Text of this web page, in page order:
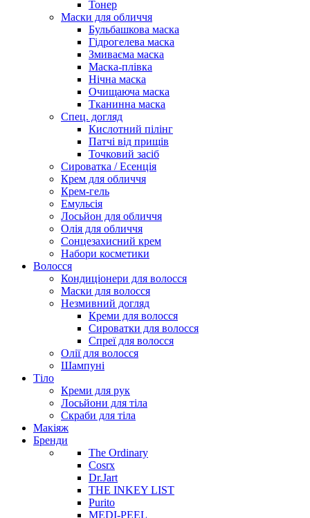
Тонер
Маски для обличчя
Бульбашкова маска
Гідрогелева маска
Змиваєма маска
Маска-плівка
Нічна маска
Очищаюча маска
Тканинна маска
Спец. догляд
Кислотний пілінг
Патчі від прищів
Точковий засіб
Сироватка / Есенція
Крем для обличчя
Крем-гель
Емульсія
Лосьйон для обличчя
Олія для обличчя
Сонцезахисний крем
Набори косметики
Волосся
Кондиціонери для волосся
Маски для волосся
Незмивний догляд
Креми для волосся
Сироватки для волосся
Спреї для волосся
Олії для волосся
Шампуні
Тіло
Креми для рук
Лосьйони для тіла
Скраби для тіла
Макіяж
Бренди
The Ordinary
Cosrx
Dr.Jart
THE INKEY LIST
Purito
MEDI-PEEL